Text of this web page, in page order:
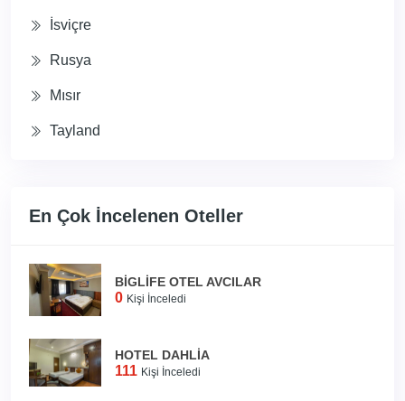
İsviçre
Rusya
Mısır
Tayland
En Çok İncelenen Oteller
BİGLİFE OTEL AVCILAR
0 Kişi İnceledi
HOTEL DAHLİA
111 Kişi İnceledi